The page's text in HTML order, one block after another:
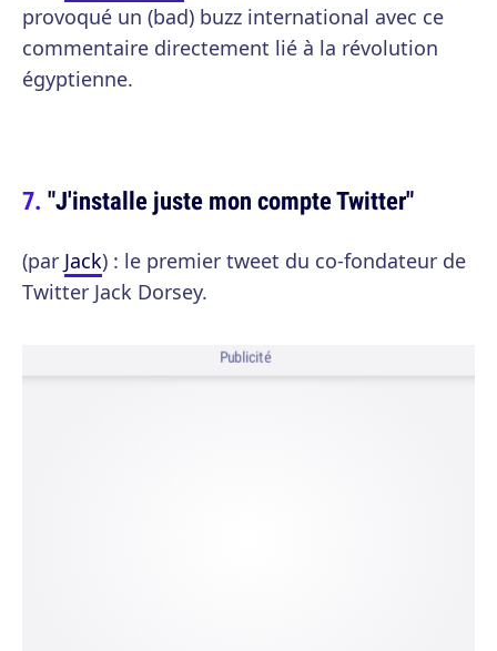
provoqué un (bad) buzz international avec ce
commentaire directement lié à la révolution
égyptienne.
"J'installe juste mon compte Twitter"
(par Jack) : le premier tweet du co-fondateur de
Twitter Jack Dorsey.
Publicité